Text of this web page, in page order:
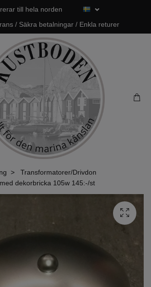
till hela norden
/ Säkra betalningar / Enkla returer
Transformatorer/Drivdon
dekorbricka 105w 145:-/st